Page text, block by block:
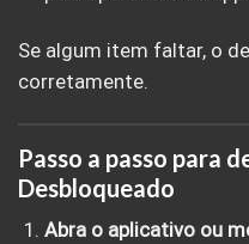
Se algum item faltar, o
corretamente.
Passo a passo para
Desbloqueado
Abra o aplicativo ou